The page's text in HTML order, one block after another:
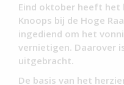
Eind oktober heeft
Knoops bij de Hoge
ingediend om het
vernietigen. Daarover
uitgebracht.
De basis van het